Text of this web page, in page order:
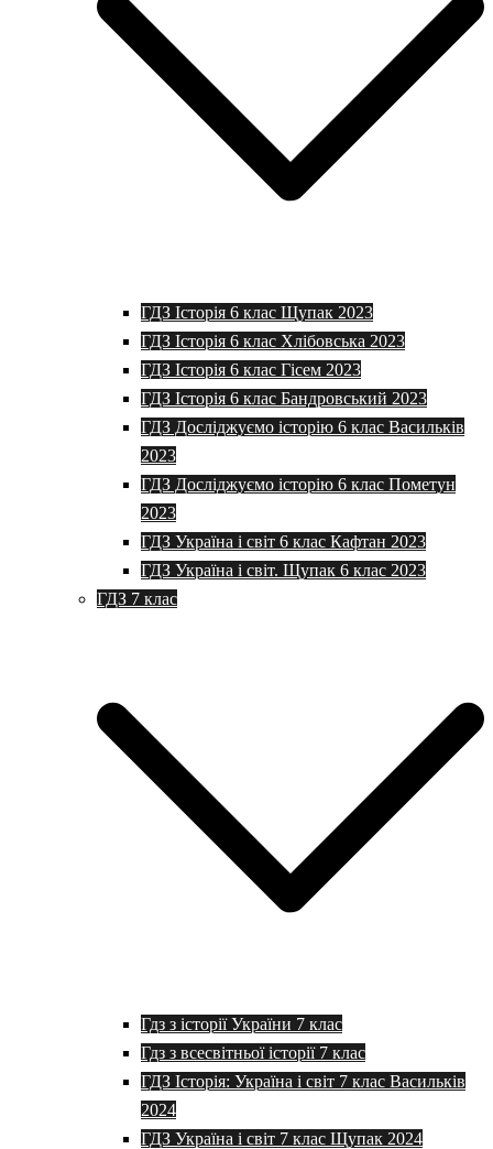
ГДЗ Історія 6 клас Щупак 2023
ГДЗ Історія 6 клас Хлібовська 2023
ГДЗ Історія 6 клас Гісем 2023
ГДЗ Історія 6 клас Бандровський 2023
ГДЗ Досліджуємо історію 6 клас Васильків
2023
ГДЗ Досліджуємо історію 6 клас Пометун
2023
ГДЗ Україна і світ 6 клас Кафтан 2023
ГДЗ Україна і світ. Щупак 6 клас 2023
ГДЗ 7 клас
Гдз з історії України 7 клас
Гдз з всесвітньої історії 7 клас
ГДЗ Історія: Україна і світ 7 клас Васильків
2024
ГДЗ Україна і світ 7 клас Щупак 2024